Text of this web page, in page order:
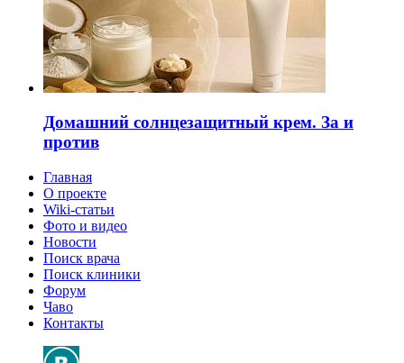
Домашний солнцезащитный крем. За и
против
Главная
О проекте
Wiki-статьи
Фото и видео
Новости
Поиск врача
Поиск клиники
Форум
Чаво
Контакты